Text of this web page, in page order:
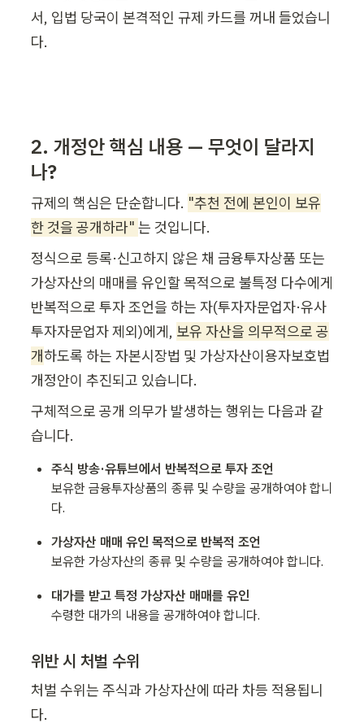
서, 입법 당국이 본격적인 규제 카드를 꺼내 들었습니
다.
2. 개정안 핵심 내용 — 무엇이 달라지
나?
규제의 핵심은 단순합니다. "추천 전에 본인이 보유
한 것을 공개하라" 는 것입니다.
정식으로 등록·신고하지 않은 채 금융투자상품 또는
가상자산의 매매를 유인할 목적으로 불특정 다수에게
반복적으로 투자 조언을 하는 자(투자자문업자·유사
투자자문업자 제외)에게, 보유 자산을 의무적으로 공
개하도록 하는 자본시장법 및 가상자산이용자보호법
개정안이 추진되고 있습니다.
구체적으로 공개 의무가 발생하는 행위는 다음과 같
습니다.
주식 방송·유튜브에서 반복적으로 투자 조언
보유한 금융투자상품의 종류 및 수량을 공개하여야 합니
다.
가상자산 매매 유인 목적으로 반복적 조언
보유한 가상자산의 종류 및 수량을 공개하여야 합니다.
대가를 받고 특정 가상자산 매매를 유인
수령한 대가의 내용을 공개하여야 합니다.
위반 시 처벌 수위
처벌 수위는 주식과 가상자산에 따라 차등 적용됩니
다.